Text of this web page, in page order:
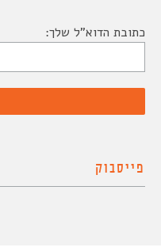
כתובת הדוא"ל שלך:
פייסבוק